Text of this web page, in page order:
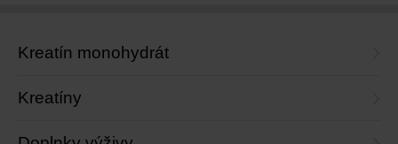
Kreatín monohydrát
Kreatíny